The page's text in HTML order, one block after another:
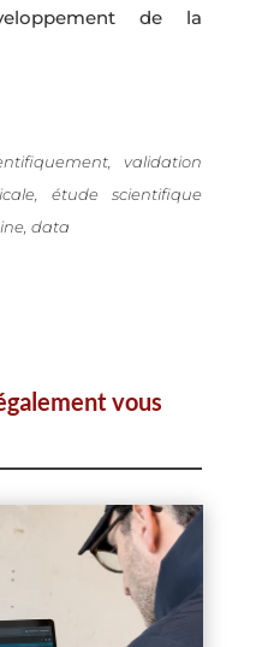
de la
validation
étude scientifique
data
vous